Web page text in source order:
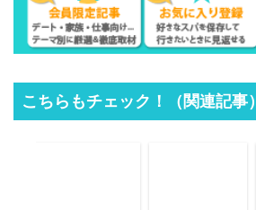
こちらもチェック！（関連記事）